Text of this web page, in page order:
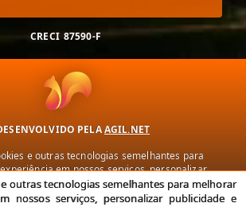
CRECI 87590-F
PELAAGIL.NET
e outras tecnologias semelhantes para
em nossos serviços, personalizar
conteúdo de seu interesse. Ao utilizar
concorda com nossa política de privacidade e
outras tecnologias semelhantes para melhorar
nossos serviços, personalizar publicidade e